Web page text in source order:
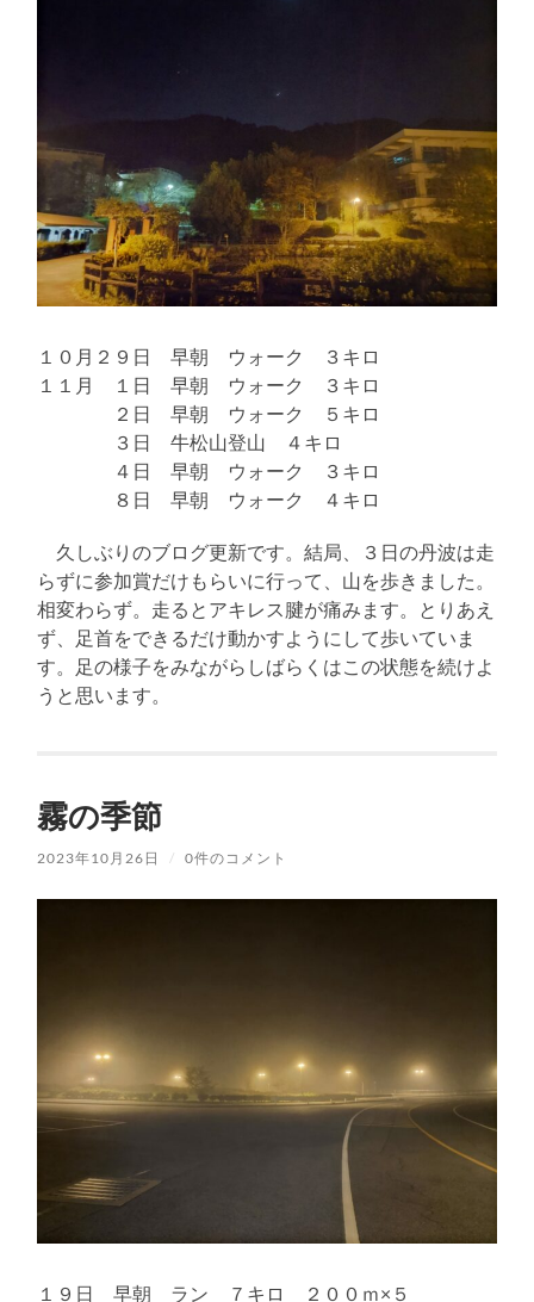
１０月２９日 早朝 ウォーク ３キロ
１１月 １日 早朝 ウォーク ３キロ
２日 早朝 ウォーク ５キロ
３日 牛松山登山 ４キロ
４日 早朝 ウォーク ３キロ
８日 早朝 ウォーク ４キロ
久しぶりのブログ更新です。結局、３日の丹波は走
らずに参加賞だけもらいに行って、山を歩きました。
相変わらず。走るとアキレス腱が痛みます。とりあえ
ず、足首をできるだけ動かすようにして歩いていま
す。足の様子をみながらしばらくはこの状態を続けよ
うと思います。
霧の季節
2023年10月26日 / 0件のコメント
１９日 早朝 ラン ７キロ ２００ｍ×５